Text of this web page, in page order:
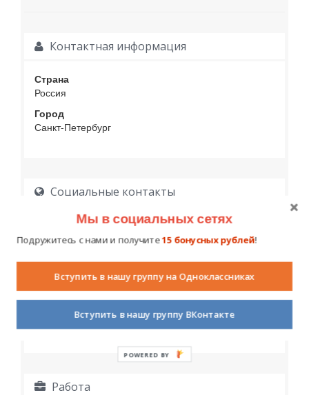
Контактная информация
Страна
Россия
Город
Санкт-Петербург
Социальные контакты
Образование
Работа
Мы в социальных сетях
Подружитесь с нами и получите15 бонусных рублей!
Вступить в нашу группу на Одноклассниках
Вступить в нашу группу ВКонтакте
POWERED BY